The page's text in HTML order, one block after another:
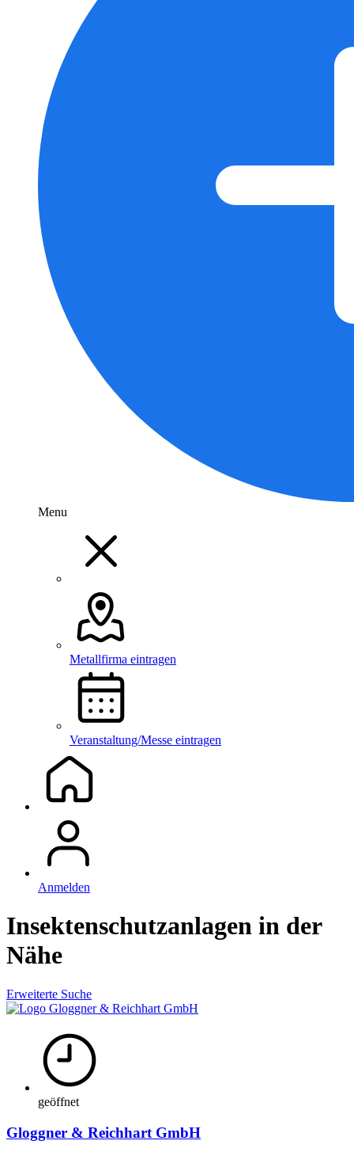
Menu
Metallfirma eintragen
Veranstaltung/Messe eintragen
Anmelden
Insektenschutzanlagen in der
Nähe
Erweiterte Suche
geöffnet
Gloggner & Reichhart GmbH